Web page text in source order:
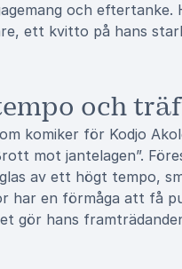
och
ett kvitto på hans
och
komiker för Kodjo
mot jantelagen”.
av ett högt tempo,
har en förmåga att få
gör hans